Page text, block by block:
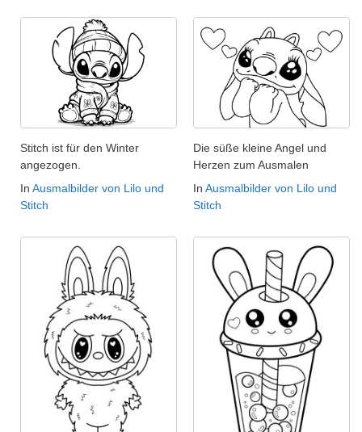
Stitch ist für den Winter
angezogen.
In Ausmalbilder von Lilo und
Stitch
Die süße kleine Angel und
Herzen zum Ausmalen
In Ausmalbilder von Lilo und
Stitch